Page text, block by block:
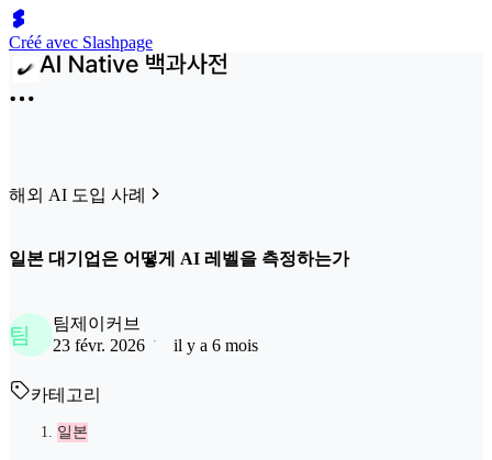
Créé avec Slashpage
해외 AI 도입 사례
일본 대기업은 어떻게 AI 레벨을 측정하는가
팀
팀제이커브
23 févr. 2026
il y a 6 mois
카테고리
일본